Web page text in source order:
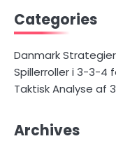
Categories
Danmark
Spillerroller i 3-3-4
Taktisk Analyse af
Archives